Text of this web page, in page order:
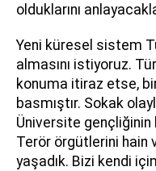
olduklarını
Yeni küresel sistem
almasını istiyoruz.
konuma itiraz etse,
basmıştır. Sokak
Üniversite gençliğinin
Terör örgütlerini hain
yaşadık. Bizi kendi